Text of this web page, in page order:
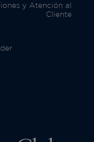
y Atención al
Cliente